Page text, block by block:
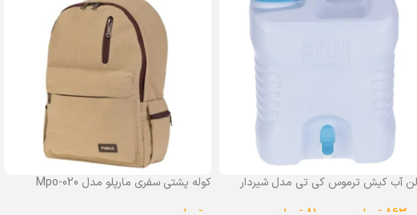
آب کیش ترموس کی تی مدل شیردار
کوله پشتی سفری مارپلو مدل Mpo-020